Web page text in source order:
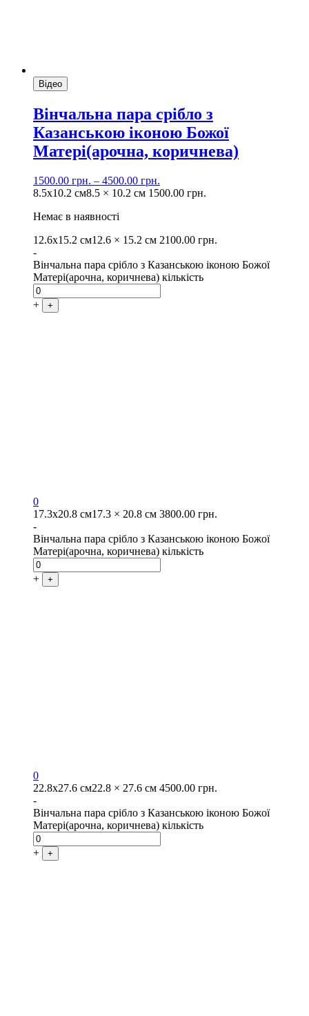
Відео
Вінчальна пара срібло з
Казанською іконою Божої
Матері(арочна, коричнева)
1500.00 грн. – 4500.00 грн.
8.5х10.2 см8.5 × 10.2 см 1500.00 грн.
Немає в наявності
12.6х15.2 см12.6 × 15.2 см 2100.00 грн.
-
Вінчальна пара срібло з Казанською іконою Божої
Матері(арочна, коричнева) кількість
+ +
0
17.3х20.8 см17.3 × 20.8 см 3800.00 грн.
-
Вінчальна пара срібло з Казанською іконою Божої
Матері(арочна, коричнева) кількість
+ +
0
22.8х27.6 см22.8 × 27.6 см 4500.00 грн.
-
Вінчальна пара срібло з Казанською іконою Божої
Матері(арочна, коричнева) кількість
+ +